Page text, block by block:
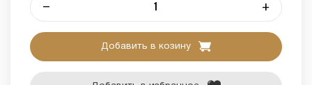
– +
Добавить в козину